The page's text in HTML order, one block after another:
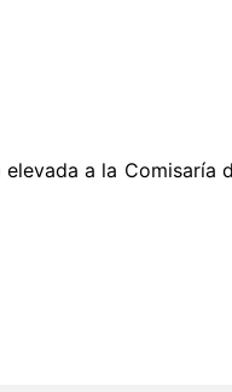
a la Comisaría